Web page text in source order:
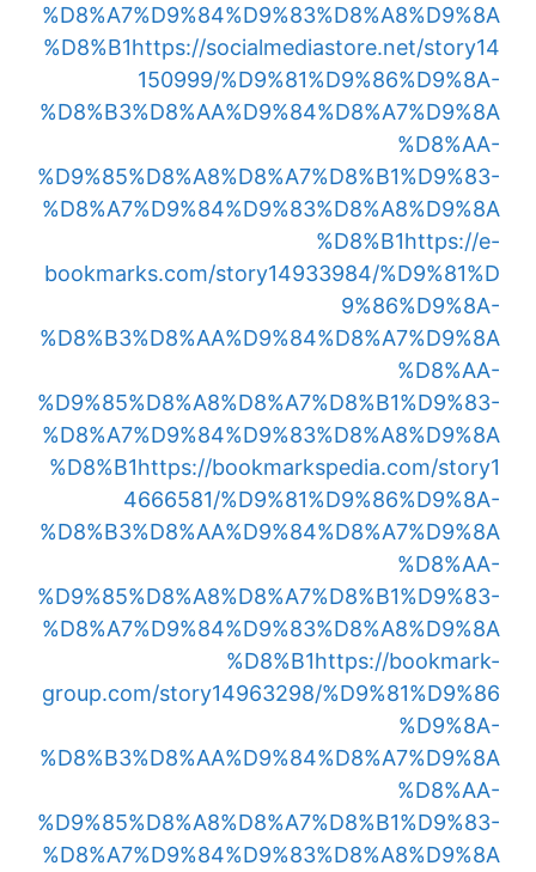
%D8%A7%D9%84%D9%83%D8%A8%D9%8A
%D8%B1https://socialmediastore.net/story14
150999/%D9%81%D9%86%D9%8A-
%D8%B3%D8%AA%D9%84%D8%A7%D9%8A
%D8%AA-
%D9%85%D8%A8%D8%A7%D8%B1%D9%83-
%D8%A7%D9%84%D9%83%D8%A8%D9%8A
%D8%B1https://e-
bookmarks.com/story14933984/%D9%81%D
9%86%D9%8A-
%D8%B3%D8%AA%D9%84%D8%A7%D9%8A
%D8%AA-
%D9%85%D8%A8%D8%A7%D8%B1%D9%83-
%D8%A7%D9%84%D9%83%D8%A8%D9%8A
%D8%B1https://bookmarkspedia.com/story1
4666581/%D9%81%D9%86%D9%8A-
%D8%B3%D8%AA%D9%84%D8%A7%D9%8A
%D8%AA-
%D9%85%D8%A8%D8%A7%D8%B1%D9%83-
%D8%A7%D9%84%D9%83%D8%A8%D9%8A
%D8%B1https://bookmark-
group.com/story14963298/%D9%81%D9%86
%D9%8A-
%D8%B3%D8%AA%D9%84%D8%A7%D9%8A
%D8%AA-
%D9%85%D8%A8%D8%A7%D8%B1%D9%83-
%D8%A7%D9%84%D9%83%D8%A8%D9%8A